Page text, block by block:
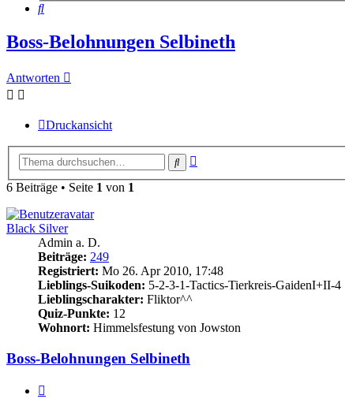
Suche
Boss-Belohnungen Selbineth
Antworten
Druckansicht
Suche
6 Beiträge • Seite 1 von 1
Black Silver
Admin a. D.
Beiträge: 249
Registriert: Mo 26. Apr 2010, 17:48
Lieblings-Suikoden: 5-2-3-1-Tactics-Tierkreis-GaidenI+II-4
Lieblingscharakter: Fliktor^^
Quiz-Punkte: 12
Wohnort: Himmelsfestung von Jowston
Boss-Belohnungen Selbineth